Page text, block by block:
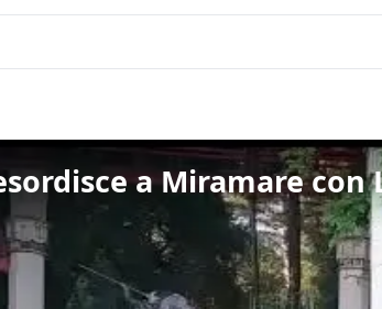
a Miramare con